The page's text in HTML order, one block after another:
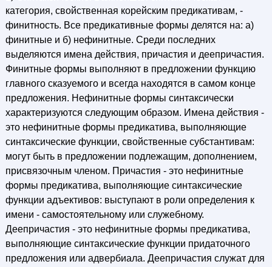
категория, свойственная корейским предикативам, -
финитность. Все предикативные формы делятся на: а)
финитные и б) нефинитные. Среди последних
выделяются имена действия, причастия и деепричастия.
Финитные формы выполняют в предложении функцию
главного сказуемого и всегда находятся в самом конце
предложения. Нефинитные формы синтаксически
характеризуются следующим образом. Имена действия -
это нефинитные формы предикатива, выполняющие
синтаксические функции, свойственные субстантивам:
могут быть в предложении подлежащим, дополнением,
присвязочным членом. Причастия - это нефинитные
формы предикатива, выполняющие синтаксические
функции адъективов: выступают в роли определения к
имени - самостоятельному или служебному.
Деепричастия - это нефинитные формы предикатива,
выполняющие синтаксические функции придаточного
предложения или адвербиала. Деепричастия служат для